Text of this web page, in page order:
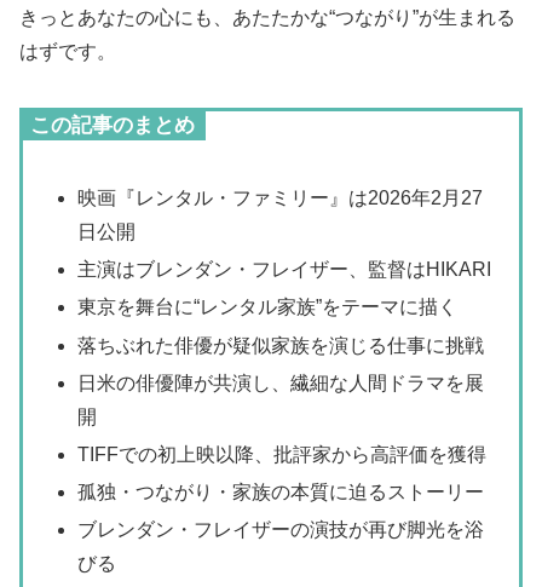
きっとあなたの心にも、あたたかな“つながり”が生まれる
はずです。
この記事のまとめ
映画『レンタル・ファミリー』は2026年2月27
日公開
主演はブレンダン・フレイザー、監督はHIKARI
東京を舞台に“レンタル家族”をテーマに描く
落ちぶれた俳優が疑似家族を演じる仕事に挑戦
日米の俳優陣が共演し、繊細な人間ドラマを展
開
TIFFでの初上映以降、批評家から高評価を獲得
孤独・つながり・家族の本質に迫るストーリー
ブレンダン・フレイザーの演技が再び脚光を浴
びる